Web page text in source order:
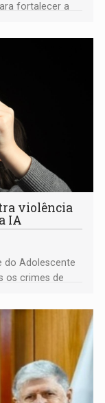
fortalecer a
violência
IA
do Adolescente
os crimes de